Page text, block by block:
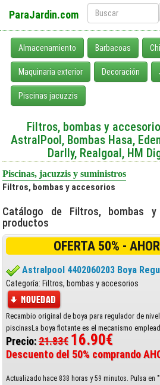
ParaJardin.com
Almacenamiento Barbacoas
Maquinaria exterior Decoración
Piscinas jacuzzis
Filtros, bombas y
AstralPool, Bombas Hasa,
Darlly, Realgoal, HM
Piscinas, jacuzzis y suministros
Filtros, bombas y accesorios
Catálogo de Filtros, bombas
productos
OFERTA 50% -
Astralpool 4402060203 Boya
Categoría: Filtros, bombas y accesorios
Recambio original de boya para regulador de
piscinasLa boya flotante es el mecanismo
Precio:21.83€ 16.90€
Descuento del 50% comprando
Actualizado hace 838 horas y 59 minutos. Pulsa en